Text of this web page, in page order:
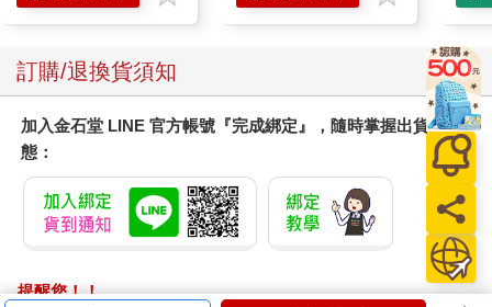
訂購/退換貨須知
加入金石堂 LINE 官方帳號『完成綁定』，隨時掌握出貨動
態：
提醒您！！